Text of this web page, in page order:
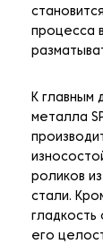
процесса
К главным
металла
роликов
стали.
его